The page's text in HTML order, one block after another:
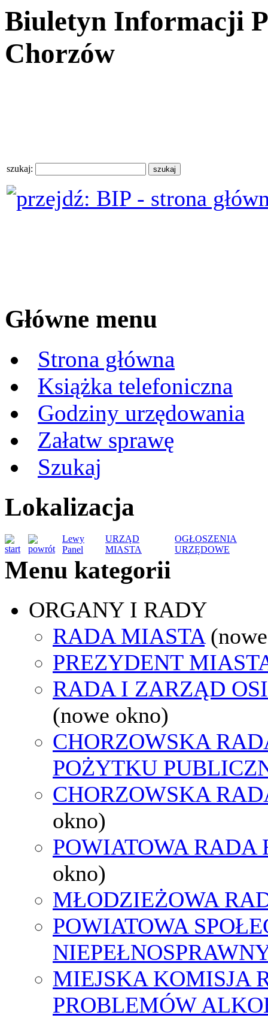
Biuletyn Informacji
Chorzów
szukaj:
Główne menu
Strona główna
Książka telefoniczna
Godziny urzędowania
Załatw sprawę
Szukaj
Lokalizacja
Lewy
Panel
URZĄD
MIASTA
OGŁOSZENIA
URZĘDOWE
Menu kategorii
ORGANY I RADY
RADA MIASTA
PREZYDENT
RADA I ZARZĄD
(nowe okno)
CHORZOWSKA
POŻYTKU
CHORZOWSKA
okno)
POWIATOWA RADA
okno)
MŁODZIEŻOWA
POWIATOWA
MIEJSKA KOMISJA
PROBLEMÓW